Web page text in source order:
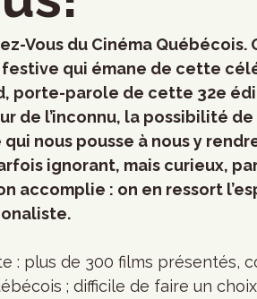
Vous du Cinéma Québécois.
festive qui émane de cette
porte-parole de cette 32e
de l’inconnu, la possibilité
nous pousse à nous y
ignorant, mais curieux,
accomplie : on en ressort
: plus de 300 films présentés,
; difficile de faire un